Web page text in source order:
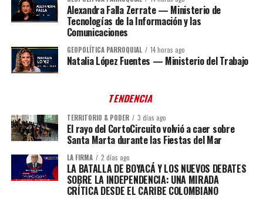
Alexandra Falla Zerrate — Ministerio de
Tecnologías de la Información y las
Comunicaciones
GEOPOLÍTICA PARROQUIAL 14 horas ago
Natalia López Fuentes — Ministerio del Trabajo
TENDENCIA
TERRITORIO & PODER 3 días ago
El rayo del CortoCircuito volvió a caer sobre
Santa Marta durante las Fiestas del Mar
LA FIRMA 2 días ago
LA BATALLA DE BOYACÁ Y LOS NUEVOS DEBATES
SOBRE LA INDEPENDENCIA: UNA MIRADA
CRÍTICA DESDE EL CARIBE COLOMBIANO